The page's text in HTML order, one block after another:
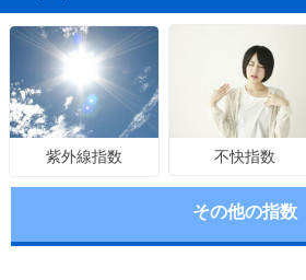
紫外線指数 不快指数
その他の指数